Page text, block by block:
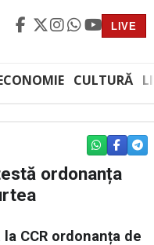
LIVE
CULTURĂ
WHATSAPP
ordonanța
CCR ordonanța de